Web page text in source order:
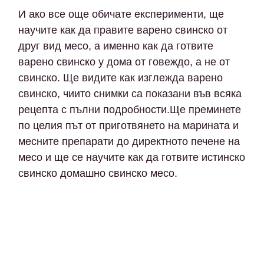
И ако все още обичате експерименти, ще
научите как да правите варено свинско от
друг вид месо, а именно как да готвите
варено свинско у дома от говеждо, а не от
свинско. Ще видите как изглежда варено
свинско, чиито снимки са показани във всяка
рецепта с пълни подробности.Ще преминете
по целия път от приготвянето на марината и
месните препарати до директното печене на
месо и ще се научите как да готвите истинско
свинско домашно свинско месо.